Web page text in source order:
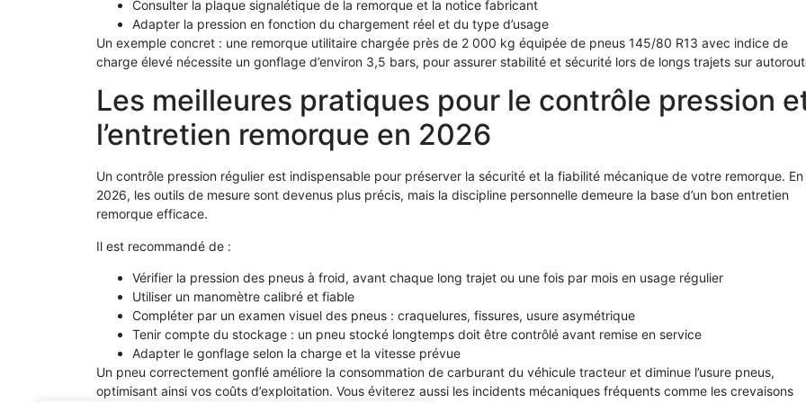
Consulter la plaque signalétique de la remorque et la notice fabricant
Adapter la pression en fonction du chargement réel et du type d’usage
Un exemple concret : une remorque utilitaire chargée près de 2 000 kg équipée de pneus 145/80 R13 avec indice de
charge élevé nécessite un gonflage d’environ 3,5 bars, pour assurer stabilité et sécurité lors de longs trajets sur
Les meilleures pratiques pour le contrôle pression
l’entretien remorque en 2026
Un contrôle pression régulier est indispensable pour préserver la sécurité et la fiabilité mécanique de votre remorque. En
2026, les outils de mesure sont devenus plus précis, mais la discipline personnelle demeure la base d’un bon entretien
remorque efficace.
Il est recommandé de :
Vérifier la pression des pneus à froid, avant chaque long trajet ou une fois par mois en usage régulier
Utiliser un manomètre calibré et fiable
Compléter par un examen visuel des pneus : craquelures, fissures, usure asymétrique
Tenir compte du stockage : un pneu stocké longtemps doit être contrôlé avant remise en service
Adapter le gonflage selon la charge et la vitesse prévue
Un pneu correctement gonflé améliore la consommation de carburant du véhicule tracteur et diminue l’usure pneus,
optimisant ainsi vos coûts d’exploitation. Vous éviterez aussi les incidents mécaniques fréquents comme les crevaisons